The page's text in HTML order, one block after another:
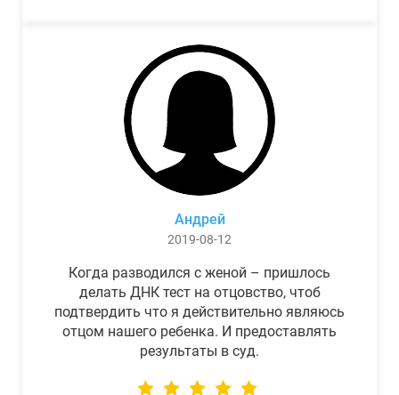
Андрей
2019-08-12
Когда разводился с женой – пришлось
делать ДНК тест на отцовство, чтоб
подтвердить что я действительно являюсь
отцом нашего ребенка. И предоставлять
результаты в суд.